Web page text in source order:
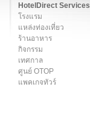
HotelDirect Services
โรงแรม
แหล่งท่องเที่ยว
ร้านอาหาร
กิจกรรม
เทศกาล
ศูนย์ OTOP
แพคเกจทัวร์